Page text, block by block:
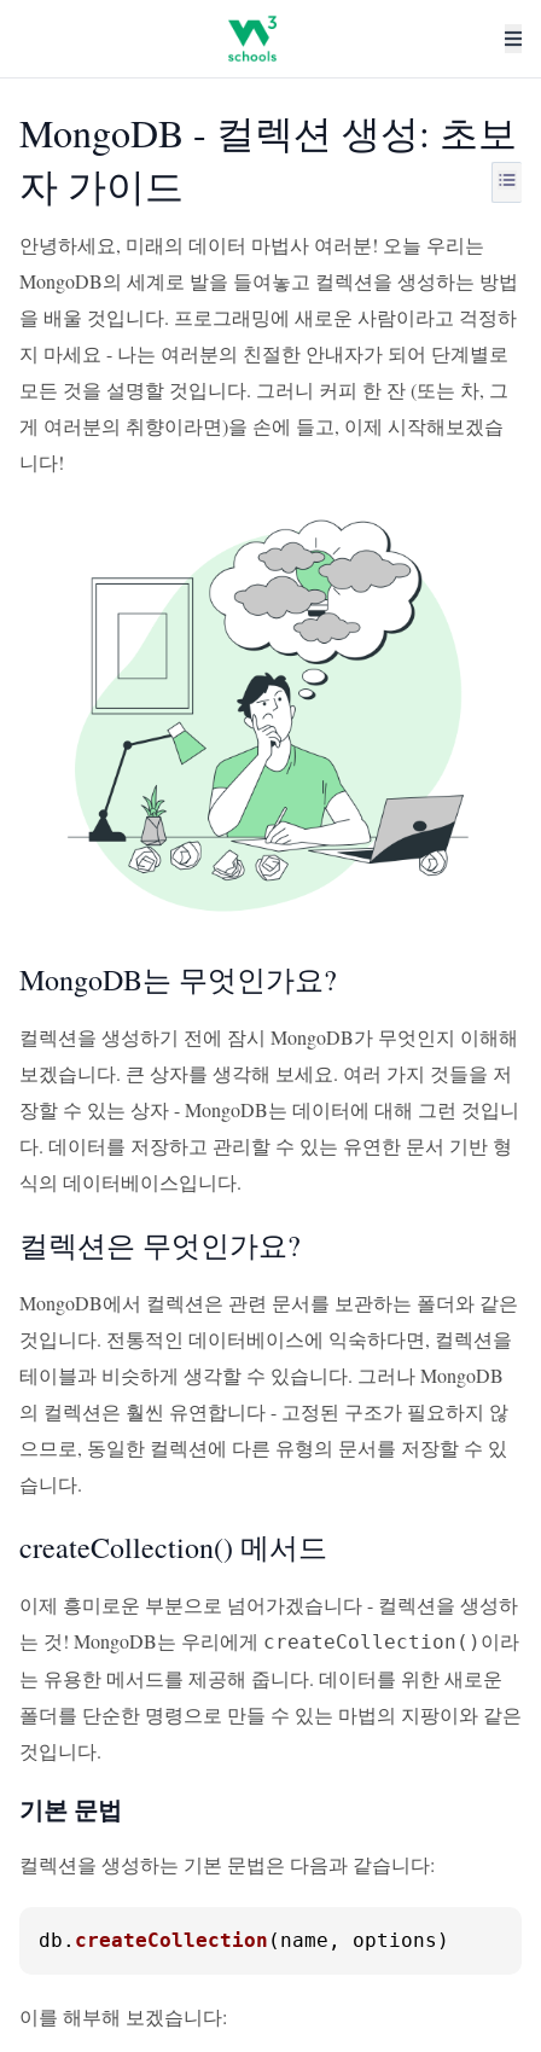
MongoDB - 컬렉션 생성: 초보
자 가이드
안녕하세요, 미래의 데이터 마법사 여러분! 오늘 우리는
MongoDB의 세계로 발을 들여놓고 컬렉션을 생성하는 방법
을 배울 것입니다. 프로그래밍에 새로운 사람이라고 걱정하
지 마세요 - 나는 여러분의 친절한 안내자가 되어 단계별로
모든 것을 설명할 것입니다. 그러니 커피 한 잔 (또는 차, 그
게 여러분의 취향이라면)을 손에 들고, 이제 시작해보겠습
니다!
MongoDB는 무엇인가요?
컬렉션을 생성하기 전에 잠시 MongoDB가 무엇인지 이해해
보겠습니다. 큰 상자를 생각해 보세요. 여러 가지 것들을 저
장할 수 있는 상자 - MongoDB는 데이터에 대해 그런 것입니
다. 데이터를 저장하고 관리할 수 있는 유연한 문서 기반 형
식의 데이터베이스입니다.
컬렉션은 무엇인가요?
MongoDB에서 컬렉션은 관련 문서를 보관하는 폴더와 같은
것입니다. 전통적인 데이터베이스에 익숙하다면, 컬렉션을
테이블과 비슷하게 생각할 수 있습니다. 그러나 MongoDB
의 컬렉션은 훨씬 유연합니다 - 고정된 구조가 필요하지 않
으므로, 동일한 컬렉션에 다른 유형의 문서를 저장할 수 있
습니다.
createCollection() 메서드
이제 흥미로운 부분으로 넘어가겠습니다 - 컬렉션을 생성하
는 것! MongoDB는 우리에게 createCollection() 이라
는 유용한 메서드를 제공해 줍니다. 데이터를 위한 새로운
폴더를 단순한 명령으로 만들 수 있는 마법의 지팡이와 같은
것입니다.
기본 문법
컬렉션을 생성하는 기본 문법은 다음과 같습니다:
db. createCollection (name, options)
이를 해부해 보겠습니다: